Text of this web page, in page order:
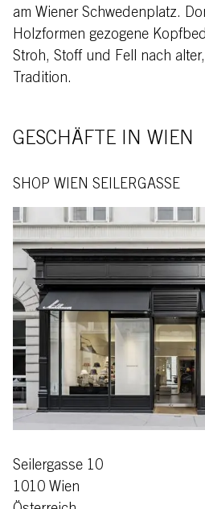
am Wiener Schwedenplatz.
Holzformen gezogene
Stroh, Stoff und Fell nach
Tradition.
GESCHÄFTE IN WIEN
SHOP WIEN SEILERGASSE
Seilergasse 10
1010 Wien